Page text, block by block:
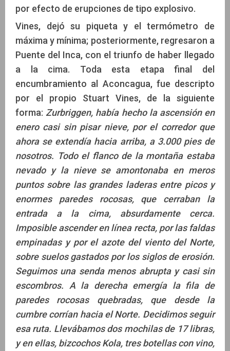
por efecto de erupciones de tipo explosivo.
Vines, dejó su piqueta y el termómetro de
máxima y mínima; posteriormente, regresaron a
Puente del Inca, con el triunfo de haber llegado
a la cima. Toda esta etapa final del
encumbramiento al Aconcagua, fue descripto
por el propio Stuart Vines, de la siguiente
forma: Zurbriggen, había hecho la ascensión en
enero casi sin pisar nieve, por el corredor que
ahora se extendía hacia arriba, a 3.000 pies de
nosotros. Todo el flanco de la montaña estaba
nevado y la nieve se amontonaba en meros
puntos sobre las grandes laderas entre picos y
enormes paredes rocosas, que cerraban la
entrada a la cima, absurdamente cerca.
Imposible ascender en línea recta, por las faldas
empinadas y por el azote del viento del Norte,
sobre suelos gastados por los siglos de erosión.
Seguimos una senda menos abrupta y casi sin
escombros. A la derecha emergía la fila de
paredes rocosas quebradas, que desde la
cumbre corrían hacia el Norte. Decidimos seguir
esa ruta. Llevábamos dos mochilas de 17 libras,
y en ellas, bizcochos Kola, tres botellas con vino,